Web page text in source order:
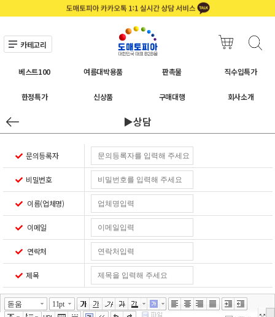
카테고리
베스트100 여름대박용품 판촉물 직수입특가
한정특가 신상품 구매대행 회사소개
▶상담
문의등록자
비밀번호
이름(업체명)
이메일
연락처
제목
돋움 11pt